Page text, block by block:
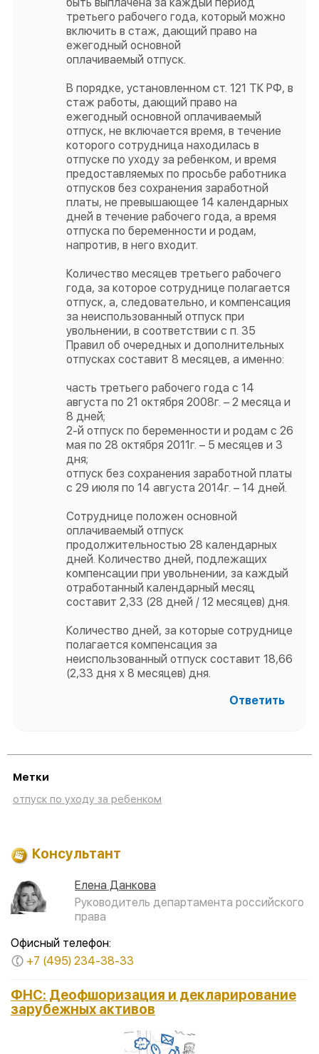
быть выплачена за каждый период
третьего рабочего года, который можно
включить в стаж, дающий право на
ежегодный основной
оплачиваемый отпуск.
В порядке, установленном ст. 121 ТК РФ, в
стаж работы, дающий право на
ежегодный основной оплачиваемый
отпуск, не включается время, в течение
которого сотрудница находилась в
отпуске по уходу за ребенком, и время
предоставляемых по просьбе работника
отпусков без сохранения заработной
платы, не превышающее 14 календарных
дней в течение рабочего года, а время
отпуска по беременности и родам,
напротив, в него входит.
Количество месяцев третьего рабочего
года, за которое сотруднице полагается
отпуск, а, следовательно, и компенсация
за неиспользованный отпуск при
увольнении, в соответствии с п. 35
Правил об очередных и дополнительных
отпусках составит 8 месяцев, а именно:
часть третьего рабочего года с 14
августа по 21 октября 2008г. – 2 месяца и
8 дней;
2-й отпуск по беременности и родам с 26
мая по 28 октября 2011г. – 5 месяцев и 3
дня;
отпуск без сохранения заработной платы
с 29 июля по 14 августа 2014г. – 14 дней.
Сотруднице положен основной
оплачиваемый отпуск
продолжительностью 28 календарных
дней. Количество дней, подлежащих
компенсации при увольнении, за каждый
отработанный календарный месяц
составит 2,33 (28 дней / 12 месяцев) дня.
Количество дней, за которые сотруднице
полагается компенсация за
неиспользованный отпуск составит 18,66
(2,33 дня х 8 месяцев) дня.
Ответить
Метки
отпуск по уходу за ребенком
Консультант
Елена Данкова
Руководитель департамента российского
права
Офисный телефон:
+7 (495) 234-38-33
ФНС: Деофшоризация и декларирование
зарубежных активов